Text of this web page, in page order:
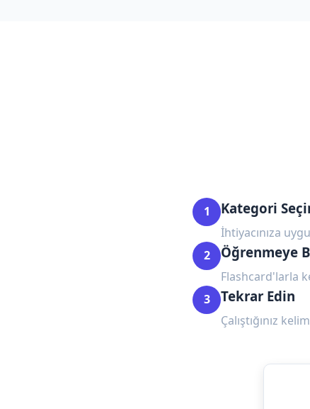
1 Kategori
İhtiyacınıza
2
Öğrenmeye
Flashcard'larla
3
Tekrar Edin
Çalıştığınız